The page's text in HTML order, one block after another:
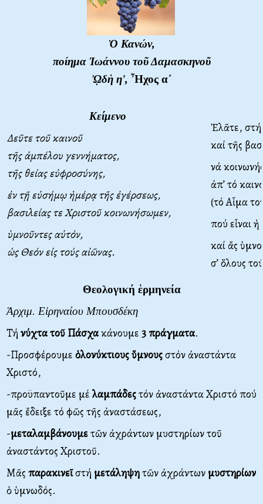
Ὁ Κανών,
ποίημα Ἰωάννου τοῦ Δαμασκηνοῦ
ᾨδὴ η', Ἦχος α΄
Κείμενο
Δεῦτε τοῦ καινοῦ
τῆς ἀμπέλου γεννήματος,
τῆς θείας εὐφροσύνης,
ἐν τῇ εὐσήμῳ ἡμέρᾳ τῆς ἐγέρσεως,
βασιλείας τε Χριστοῦ κοινωνήσωμεν,
ὑμνοῦντες αὐτόν,
ὡς Θεόν εἰς τούς αἰῶνας.
Ἐλᾶτε,
καί τῆς
νά
ἀπ’ τό
(τό Αἷμα
πού εἶναι
καί ἄς
σ’ ὅλους
Θεολογική ἑρμηνεία
Ἀρχιμ. Εἰρηναίου Μπουσδέκη
Τή νύχτα τοῦ Πάσχακάνουμε 3 πράγματα.
-Προσφέρουμε ὁλονύκτιους ὕμνουςστόν ἀναστάντα
Χριστό,
-προϋπαντοῦμε μέ λαμπάδεςτόν ἀναστάντα Χριστό πού
μᾶς ἔδειξε τό φῶς τῆς ἀναστάσεως,
-μεταλαμβάνουμετῶν ἀχράντων μυστηρίων τοῦ
ἀναστάντος Χριστοῦ.
Μᾶς παρακινεῖστή μετάληψητῶν ἀχράντων μυστηρίων
ὁ ὑμνωδός.